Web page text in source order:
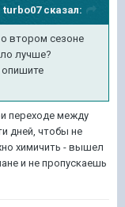
turbo07сказал:
втором сезоне
лучше?
переходе между
дней, чтобы не
химичить - вышел
и не пропускаешь